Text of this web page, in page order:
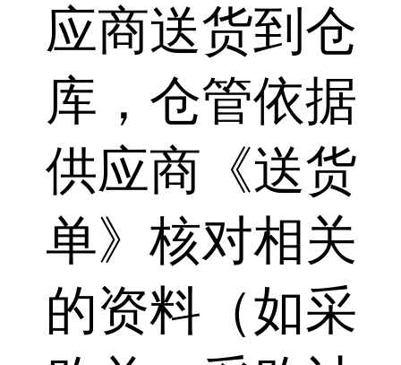
应商送货到仓
库，仓管依据
供应商《送货
单》核对相关
的资料（如采